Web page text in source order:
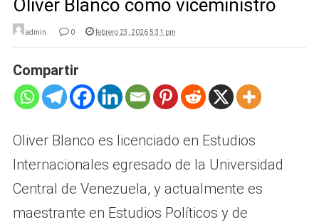
Oliver Blanco como viceministro
admin 0 febrero 23, 2026 5:31 pm
Compartir
Oliver Blanco es licenciado en Estudios
Internacionales egresado de la Universidad
Central de Venezuela, y actualmente es
maestrante en Estudios Políticos y de